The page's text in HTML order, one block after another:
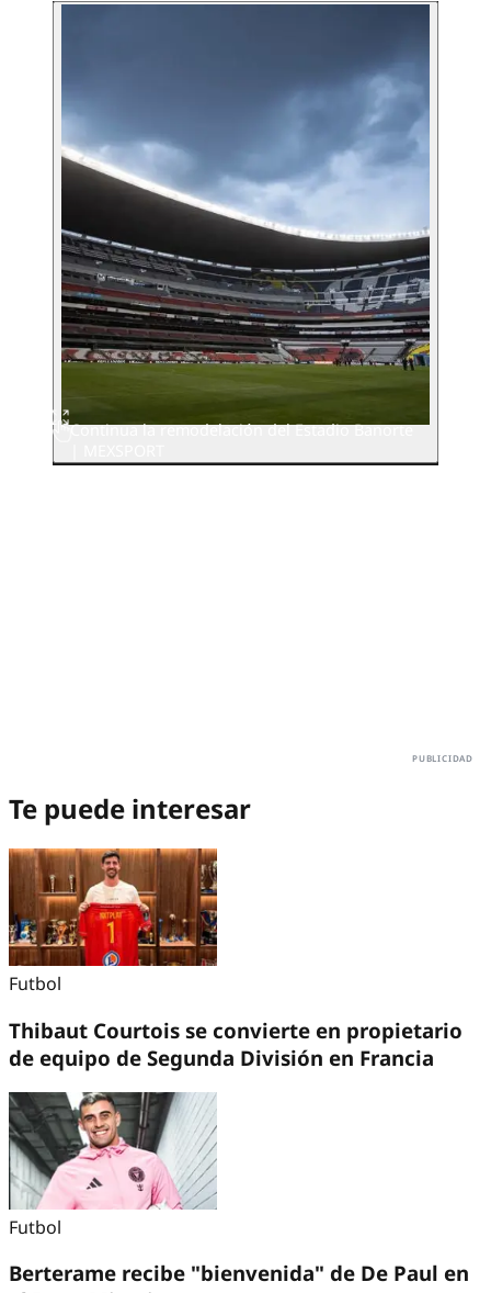
Continua la remodelación del Estadio Banorte
Te puede interesar
Futbol
Thibaut Courtois se convierte en propietario
de equipo de Segunda División en Francia
Futbol
Berterame recibe "bienvenida" de De Paul en